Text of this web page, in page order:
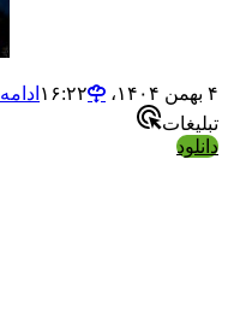
ادامه مطلب